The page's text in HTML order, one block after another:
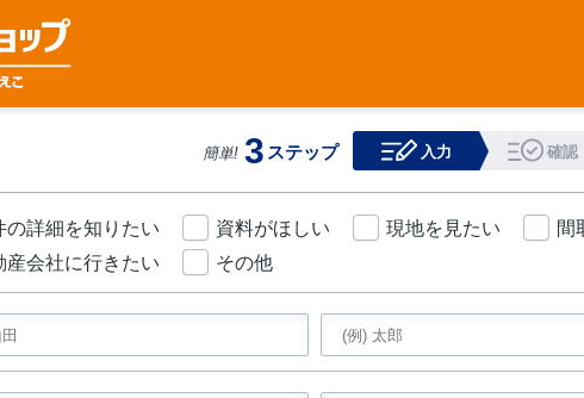
簡単! 3 ステップ 入力 確認
の詳細を知りたい 資料がほしい 現地を見たい
間
産会社に行きたい
その他